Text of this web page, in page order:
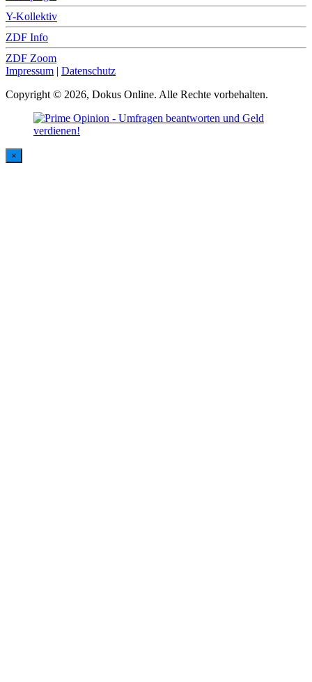
Y-Kollektiv
ZDF Info
ZDF Zoom
Impressum | Datenschutz
Copyright © 2026, Dokus Online. Alle Rechte vorbehalten.
×